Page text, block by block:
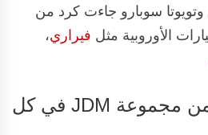
سوبارو جاءت كرد من
الأوروبية مثل فيراري،
أفضل سيارات ضمن مجموعة JDM في كل